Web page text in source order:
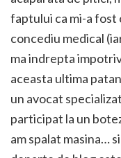
faptului ca mi-a
concediu medical
ma indrepta
aceasta ultima
un avocat
participat la un
am spalat masina…